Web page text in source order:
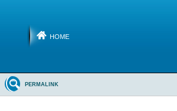
HOME
PERMALINK